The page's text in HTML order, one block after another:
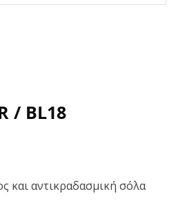
/ BL18
και αντικραδασμική σόλα